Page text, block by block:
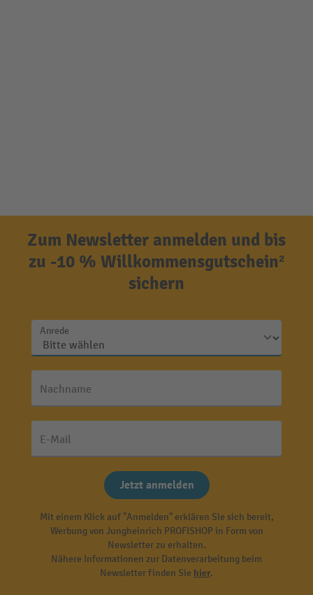
Zum Newsletter anmelden und bis
zu -10 % Willkommensgutschein²
sichern
Anrede
Nachname
E-Mail
Jetzt anmelden
Mit einem Klick auf "Anmelden" erklären Sie sich bereit,
Werbung von Jungheinrich PROFISHOP in Form von
Newsletter zu erhalten.
Nähere Informationen zur Datenverarbeitung beim
Newsletter finden Sie hier.